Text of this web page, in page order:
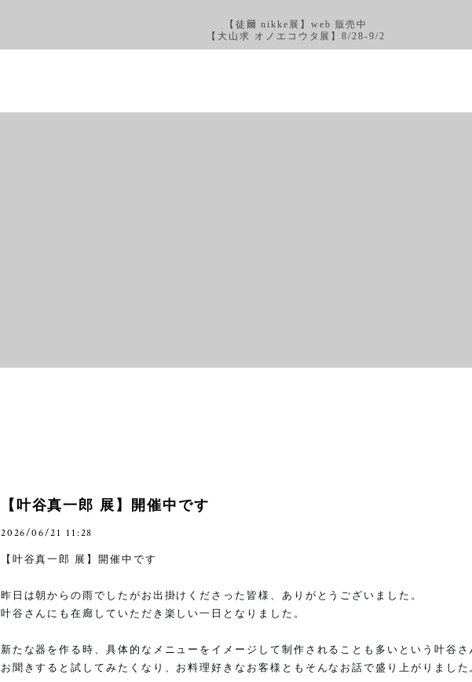
【徒爾 nikke展】web 販売中
【大山求 オノエコウタ展】8/28-9/2
【叶谷真一郎 展】開催中です
2026/06/21 11:28
【叶谷真一郎 展】開催中です
昨日は朝からの雨でしたがお出掛けくださった皆様、ありがとうございました。
叶谷さんにも在廊していただき楽しい一日となりました。
新たな器を作る時、具体的なメニューをイメージして制作されることも多いという叶谷さ
お聞きすると試してみたくなり、お料理好きなお客様ともそんなお話で盛り上がりました